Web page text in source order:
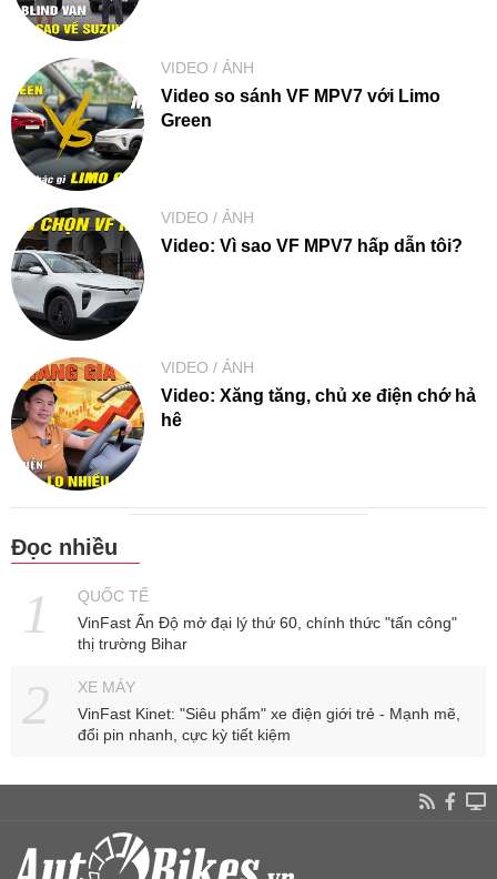
VIDEO / ẢNH
Video so sánh VF MPV7 với Limo
Green
VIDEO / ẢNH
Video: Vì sao VF MPV7 hấp dẫn tôi?
VIDEO / ẢNH
Video: Xăng tăng, chủ xe điện chớ hả
hê
Đọc nhiều
QUỐC TẾ
VinFast Ấn Độ mở đại lý thứ 60, chính thức "tấn công"
thị trường Bihar
XE MÁY
VinFast Kinet: "Siêu phẩm" xe điện giới trẻ - Mạnh mẽ,
đổi pin nhanh, cực kỳ tiết kiệm